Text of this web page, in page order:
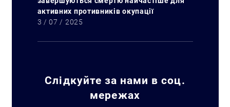
активних противників окупації
3 / 07 / 2025
Слідкуйте за нами в соц.
мережах